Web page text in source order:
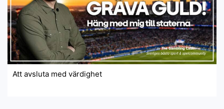
Att avsluta med värdighet